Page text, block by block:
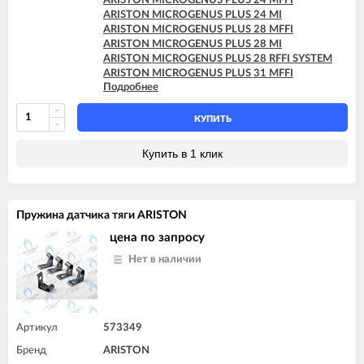
ARISTON T2 23 MI MET
ARISTON TX 23 MFFI
ARISTON TX 23 MI
ARISTON TX 27 MFFI
ARISTON UNO 24 MFFI
ARISTON UNO 24 MI
ARISTON MICROGENUS PLUS 24 MI
ARISTON MICROGENUS PLUS 28 MFFI
ARISTON MICROGENUS PLUS 28 MI
ARISTON MICROGENUS PLUS 28 RFFI SYSTEM
ARISTON MICROGENUS PLUS 31 MFFI
ARISTON MICROGENUS PLUS 31 RFFI SYSTEM
ARISTON MICROGENUS PLUS 31 RI SYSTEM
ARISTON MICROGENUS PLUS 31 RI SYSTEM
ARISTON MICROSYSTEM 21 RFFI
ARISTON T2 23 MI GPL
ARISTON TX 27 MFFI
Подробнее
КУПИТЬ
Купить в 1 клик
Пружина датчика тяги ARISTON
цена по запросу
Нет в наличии
Артикул 573349
Бренд ARISTON